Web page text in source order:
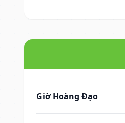
Giờ Hoàng Đạo